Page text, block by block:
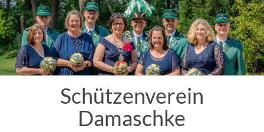
Zum
Inhalt
springen
Schützenverein
Damaschke